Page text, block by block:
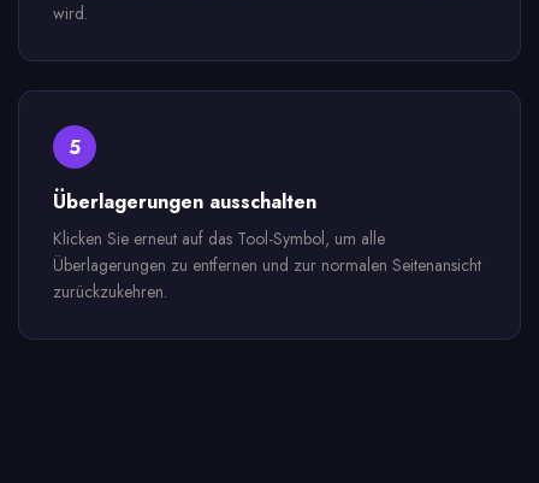
wird.
5
Überlagerungen ausschalten
Klicken Sie erneut auf das Tool-Symbol, um alle
Überlagerungen zu entfernen und zur normalen Seitenansicht
zurückzukehren.